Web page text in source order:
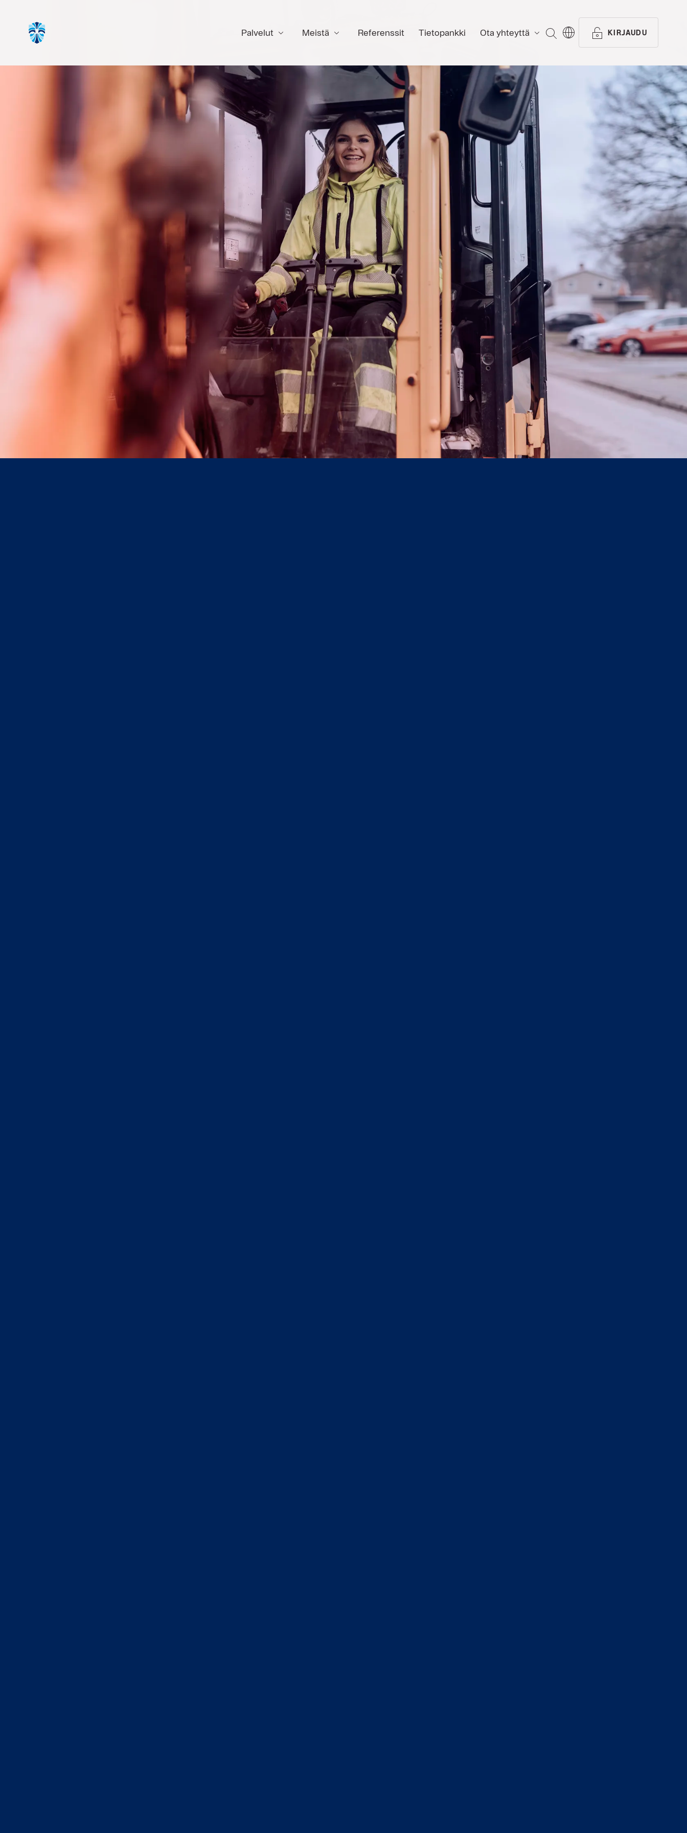
Palvelut Meistä Referenssit Tietopankki Ota yhteyttä ETSI KIRJAUDU